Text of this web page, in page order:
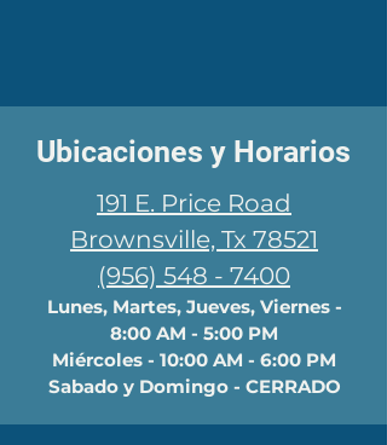
​Ubicaciones y Horarios
191 E. Price Road
Brownsville, Tx 78521
(956) 548 - 7400
Lunes, Martes, Jueves, Viernes -
8:00 AM - 5:00 PM
Miércoles - 10:00 AM - 6:00 PM
Sabado y Domingo - CERRADO